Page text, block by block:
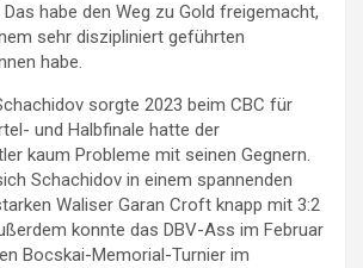
habe den Weg zu Gold freigemacht,
sehr diszipliniert geführten
habe.
sorgte 2023 beim CBC für
und Halbfinale hatte der
kaum Probleme mit seinen Gegnern.
Schachidov in einem spannenden
Waliser Garan Croft knapp mit 3:2
konnte das DBV-Ass im Februar
Bocskai-Memorial-Turnier im